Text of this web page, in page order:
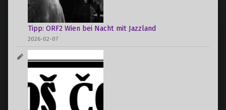
Tipp: ORF2 Wien bei Nacht mit Jazzland
2026-02-07